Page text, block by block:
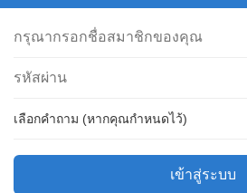
เลือกคำถาม (หากคุณกำหนดไว้)
เข้าสู่ระบบ